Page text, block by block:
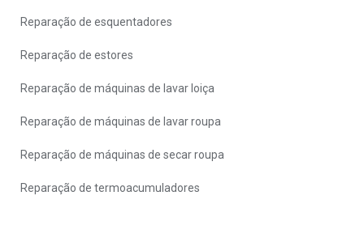
Reparação de esquentadores
Reparação de estores
Reparação de máquinas de lavar loiça
Reparação de máquinas de lavar roupa
Reparação de máquinas de secar roupa
Reparação de termoacumuladores